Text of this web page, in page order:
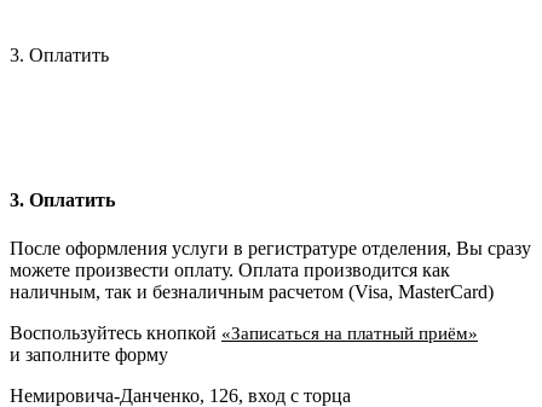
3. Оплатить
3. Оплатить
После оформления услуги в регистратуре отделения, Вы сразу
можете произвести оплату. Оплата производится как
наличным, так и безналичным расчетом (Visa, MasterCard)
Воспользуйтесь кнопкой «Записаться на платный приём»
и заполните форму
Немировича-Данченко, 126, вход с торца